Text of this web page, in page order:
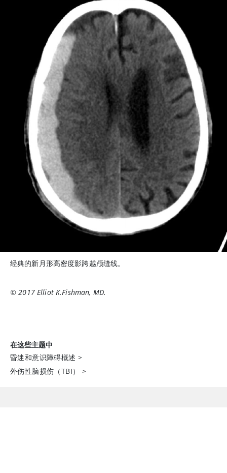
经典的新月形高密度影跨越颅缝线。
© 2017 Elliot K.Fishman, MD.
在这些主题中
昏迷和意识障碍概述 >
外伤性脑损伤（TBI）
>